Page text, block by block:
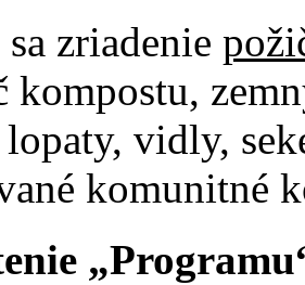
zriadenie
kompostu,
lopaty, vidly,
komunitné